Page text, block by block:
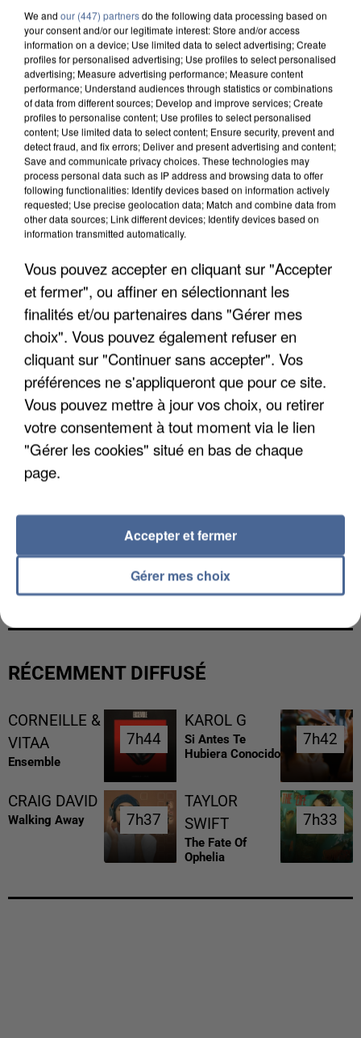
DE FAUNE SAUVAGE SONT...
L’UN DES FONDATEURS SUPPOSÉS DE LA DZ
MAFIA INTERPELLÉ EN ALGÉRIE
RÉCEMMENT DIFFUSÉ
CORNEILLE &
VITAA
Ensemble
7h44
7h44
KAROL G
Si Antes Te
Hubiera Conocido
7h42
7h42
CRAIG DAVID
Walking Away 7h37
7h37
TAYLOR
SWIFT
The Fate Of
Ophelia
7h33
7h33
We and our (447) partnersdo the following data processing based on
your consent and/or our legitimate interest: Store and/or access
information on a device; Use limited data to select advertising; Create
profiles for personalised advertising; Use profiles to select personalised
advertising; Measure advertising performance; Measure content
performance; Understand audiences through statistics or combinations
of data from different sources; Develop and improve services; Create
profiles to personalise content; Use profiles to select personalised
content; Use limited data to select content; Ensure security, prevent and
detect fraud, and fix errors; Deliver and present advertising and content;
Save and communicate privacy choices. These technologies may
process personal data such as IP address and browsing data to offer
following functionalities: Identify devices based on information actively
requested; Use precise geolocation data; Match and combine data from
other data sources; Link different devices; Identify devices based on
information transmitted automatically.
Vous pouvez accepter en cliquant sur "Accepter
et fermer", ou affiner en sélectionnant les
finalités et/ou partenaires dans "Gérer mes
choix". Vous pouvez également refuser en
cliquant sur "Continuer sans accepter". Vos
préférences ne s'appliqueront que pour ce site.
Vous pouvez mettre à jour vos choix, ou retirer
votre consentement à tout moment via le lien
"Gérer les cookies" situé en bas de chaque
page.
Gérer mes choix
Accepter et fermer